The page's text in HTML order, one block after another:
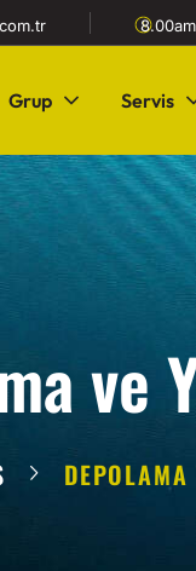
Grup Servis
ve